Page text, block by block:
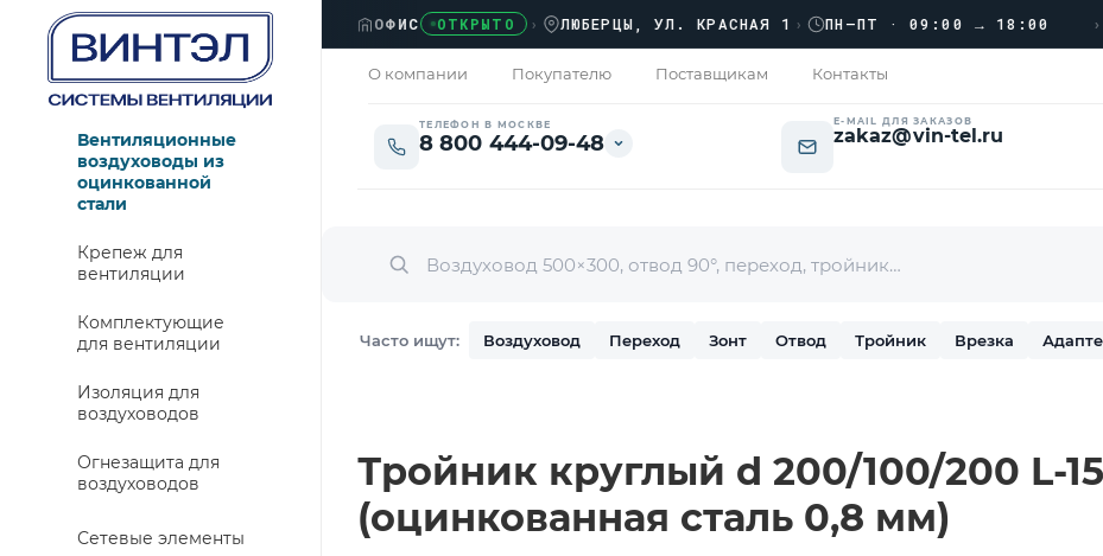
ОФИС ОТКРЫТО › ЛЮБЕРЦЫ, УЛ. КРАСНАЯ 1› ПН–ПТ · 09:00 → 18:00 ›››
О компании Покупателю Поставщикам Контакты
ТЕЛЕФОН В МОСКВЕ
8 800 444-09-48
E-MAIL ДЛЯ ЗАКАЗОВ
zakaz@vin-tel.ru
Часто ищут: Воздуховод Переход Зонт Отвод Тройник Врезка
Вентиляционные
воздуховоды из
оцинкованной
стали
Крепеж для
вентиляции
Комплектующие
для вентиляции
Изоляция для
воздуховодов
Огнезащита для
воздуховодов
Сетевые элементы
Тройник круглый d 200/100/200 L-
(оцинкованная сталь 0,8 мм)